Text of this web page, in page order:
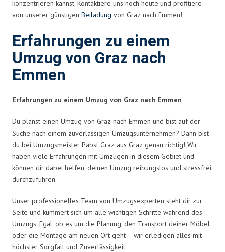
konzentrieren kannst. Kontaktiere uns noch heute und profitiere
von unserer günstigen Beiladung von Graz nach Emmen!
Erfahrungen zu einem
Umzug von Graz nach
Emmen
Erfahrungen zu einem Umzug von Graz nach Emmen
Du planst einen Umzug von Graz nach Emmen und bist auf der
Suche nach einem zuverlässigen Umzugsunternehmen? Dann bist
du bei Umzugsmeister Pabst Graz aus Graz genau richtig! Wir
haben viele Erfahrungen mit Umzügen in diesem Gebiet und
können dir dabei helfen, deinen Umzug reibungslos und stressfrei
durchzuführen.
Unser professionelles Team von Umzugsexperten steht dir zur
Seite und kümmert sich um alle wichtigen Schritte während des
Umzugs. Egal, ob es um die Planung, den Transport deiner Möbel
oder die Montage am neuen Ort geht – wir erledigen alles mit
höchster Sorgfalt und Zuverlässigkeit.